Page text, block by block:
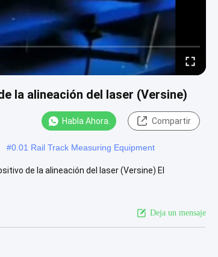
la alineación del laser (Versine)
Habla Ahora. Compartir
#0.01 Rail Track Measuring Equipment
de la alineación del laser (Versine) El
Deja un mensaje